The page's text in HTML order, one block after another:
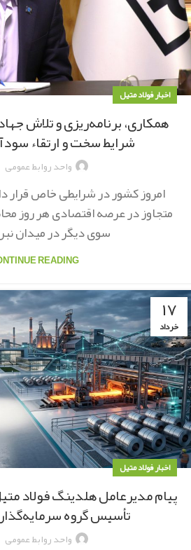
اخبار فولاد متیل
همکاری، برنامه‌ریزی و تلاش
شرایط سخت و ارتقاء
واحد روابط عمومی
امروز کشور در شرایطی خاص
متجاوز در عرصه اقتصادی هر روز
سوی دیگر در میدان
READING
۱۷
خرداد
اخبار فولاد متیل
پیام مدیرعامل هلدینگ فولاد
تأسیس گروه
واحد روابط عمومی